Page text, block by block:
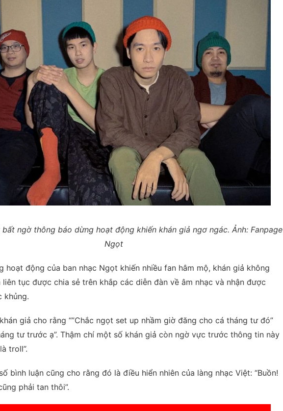
bất ngờ thông báo dừng hoạt động khiến khán giả ngơ ngác. Ảnh: Fanpage
Ngọt
hoạt động của ban nhạc Ngọt khiến nhiều fan hâm mộ, khán giả không
tục được chia sẻ trên khắp các diễn đàn về âm nhạc và nhận được
khủng.
giả cho rằng “”Chắc ngọt set up nhầm giờ đăng cho cá tháng tư đó”
tư trước ạ”. Thậm chí một số khán giả còn ngờ vực trước thông tin này
troll”.
bình luận cũng cho rằng đó là điều hiển nhiên của làng nhạc Việt: “Buồn!
phải tan thôi”.